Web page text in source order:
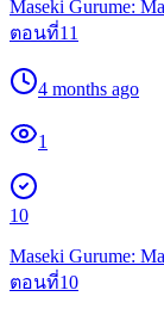
Maseki Gurume:
ตอนที่11
4 months ago
1
10
Maseki Gurume:
ตอนที่10